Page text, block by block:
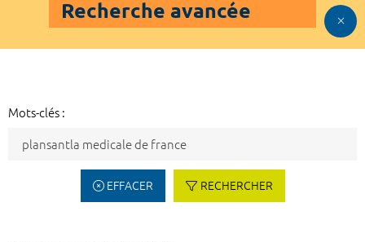
Recherche avancée
Mots-clés :
EFFACER RECHERCHER